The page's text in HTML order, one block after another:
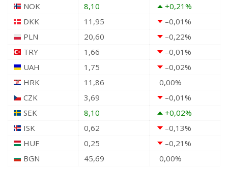
NOK
8,10 +0,21%
DKK
11,95 –0,01%
PLN
20,60 –0,22%
TRY
1,66 –0,01%
UAH
1,75 –0,02%
HRK
11,86 0,00%
CZK
3,69 –0,01%
SEK
8,10 +0,02%
ISK
0,62 –0,13%
HUF
0,25 –0,21%
BGN
45,69 0,00%